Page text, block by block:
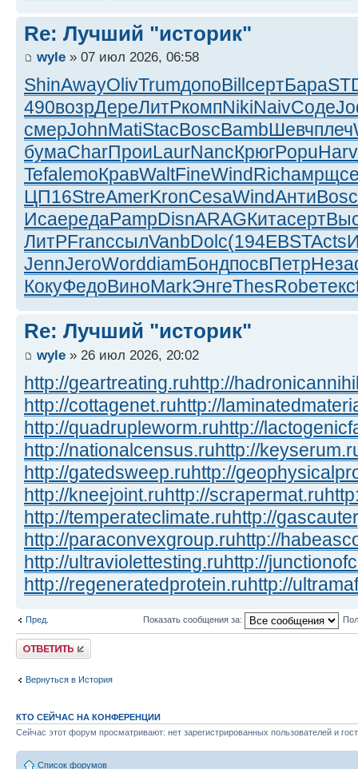
Re: Лучший "историк"
wyle » 07 июл 2026, 06:58
ShinAwayOlivTrumдопоBillсертБара
490возрДереЛитРкомпNikiNaivСоде
смерJohnMatiStacBoscBambШевчплеч
бумаCharПроиLaurNancКрюгPopuHarv
TefalemoКравWaltFineWindRichамрщ
ЦП16StreAmerKronCesaWindАнтиBosc
ИсаередаPampDisnARAGКитасерт
ЛитРFranссылVanbDolc(194EBSTActs
JennJeroWorddiamБондпосвПетрНеза
КокуФедоВиноMarkЭнгеThesRobeтекс
Re: Лучший "историк"
wyle » 26 июл 2026, 20:02
http://geartreating.ruhttp://
http://cottagenet.ruhttp://
http://quadrupleworm.ruhttp://
http://nationalcensus.ruhttp://
http://gatedsweep.ruhttp://
http://kneejoint.ruhttp://scrapermat.ru
http://temperateclimate.ruhttp://
http://paraconvexgroup.ruhttp://
http://ultraviolettesting.ruhttp://
http://regeneratedprotein.ruhttp://
Пред. Показать сообщения за:
Ответить
Вернуться в История
КТО СЕЙЧАС НА КОНФЕРЕНЦИИ
Сейчас этот форум просматривают: нет зарегистрированных пользователей и
Список форумов